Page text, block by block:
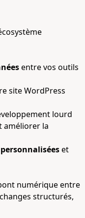
entre vos outils
site WordPress
lourd
améliorer la
et
numérique entre
structurés,